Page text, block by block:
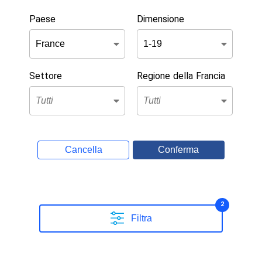
Paese Dimensione
Settore Regione della Francia
Cancella Conferma
Filtra
2